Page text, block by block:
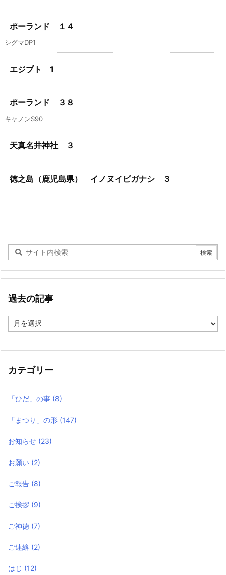
ポーランド １４
シグマDP1
エジプト 1
ポーランド ３８
キャノンS90
天真名井神社 ３
徳之島（鹿児島県） イノヌイビガナシ ３
過去の記事
去
記
カテゴリー
「ひだ」の事 (8)
「まつり」の形 (147)
お知らせ (23)
お願い (2)
ご報告 (8)
ご挨拶 (9)
ご神徳 (7)
ご連絡 (2)
はじ (12)